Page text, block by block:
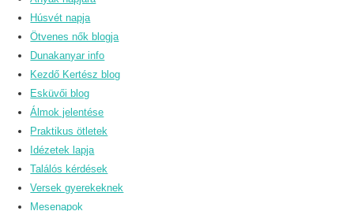
Húsvét napja
Ötvenes nők blogja
Dunakanyar info
Kezdő Kertész blog
Esküvői blog
Álmok jelentése
Praktikus ötletek
Idézetek lapja
Találós kérdések
Versek gyerekeknek
Mesenapok